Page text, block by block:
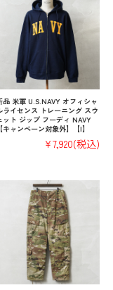
品 米軍 U.S.NAVY オフィシャ
ライセンス トレーニング スウ
ット ジップ フーディ NAVY
【キャンペーン対象外】【I】
¥7,920(税込)